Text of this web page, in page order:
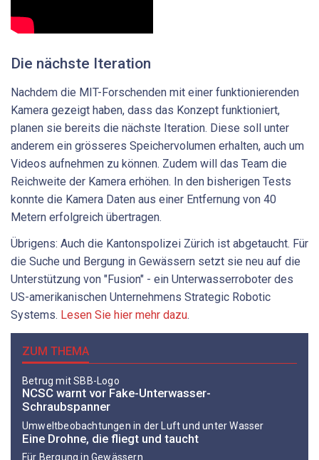
Die nächste Iteration
Nachdem die MIT-Forschenden mit einer funktionierenden
Kamera gezeigt haben, dass das Konzept funktioniert,
planen sie bereits die nächste Iteration. Diese soll unter
anderem ein grösseres Speichervolumen erhalten, auch um
Videos aufnehmen zu können. Zudem will das Team die
Reichweite der Kamera erhöhen. In den bisherigen Tests
konnte die Kamera Daten aus einer Entfernung von 40
Metern erfolgreich übertragen.
Übrigens: Auch die Kantonspolizei Zürich ist abgetaucht. Für
die Suche und Bergung in Gewässern setzt sie neu auf die
Unterstützung von "Fusion" - ein Unterwasserroboter des
US-amerikanischen Unternehmens Strategic Robotic
Systems. Lesen Sie hier mehr dazu.
ZUM THEMA
Betrug mit SBB-Logo
NCSC warnt vor Fake-Unterwasser-
Schraubspanner
Umweltbeobachtungen in der Luft und unter Wasser
Eine Drohne, die fliegt und taucht
Für Bergung in Gewässern